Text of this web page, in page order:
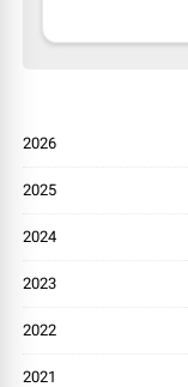
2026
2025
2024
2023
2022
2021